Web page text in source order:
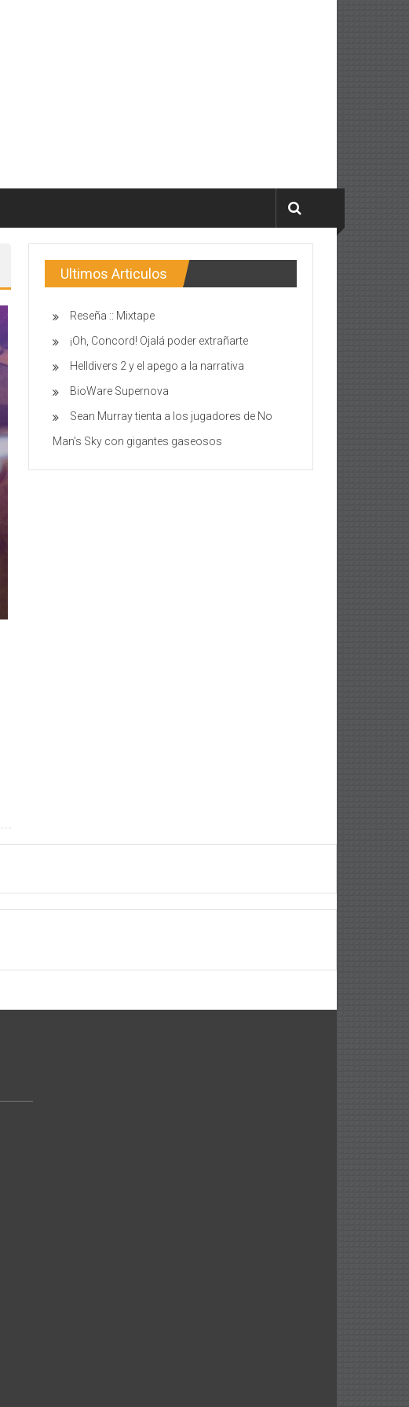
Ultimos Articulos
Reseña :: Mixtape
¡Oh, Concord! Ojalá poder extrañarte
Helldivers 2 y el apego a la narrativa
BioWare Supernova
Sean Murray tienta a los jugadores de No
Man’s Sky con gigantes gaseosos